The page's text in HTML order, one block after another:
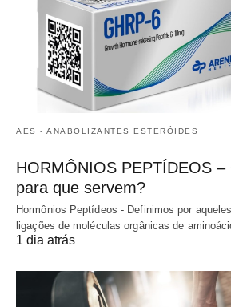
AES - ANABOLIZANTES ESTERÓIDES
HORMÔNIOS PEPTÍDEOS
para que servem?
Hormônios Peptídeos - Definimos por
ligações de moléculas orgânicas de
1 dia atrás